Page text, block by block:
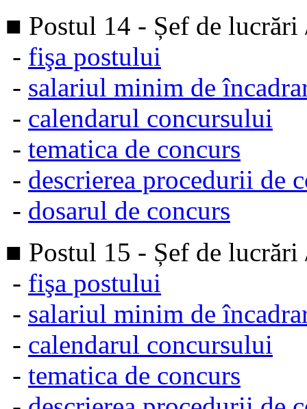
■ Postul 14 - Șef de
- fişa postului
- salariul minim de
- calendarul concursului
- tematica de concurs
- descrierea procedurii de
- dosarul de concurs
■ Postul 15 - Șef de
- fişa postului
- salariul minim de
- calendarul concursului
- tematica de concurs